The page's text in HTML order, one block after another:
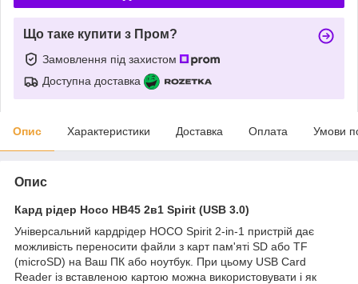
Що таке купити з Пром?
Замовлення під захистом
Доступна доставка
Опис Характеристики Доставка Оплата Умови
Опис
Кард рідер Hoco HB45 2в1 Spirit (USB 3.0)
Універсальний кардрідер HOCO Spirit 2-in-1 пристрій дає
можливість переносити файли з карт пам'яті SD або TF
(microSD) на Ваш ПК або ноутбук. При цьому USB Card
Reader із вставленою картою можна використовувати і як